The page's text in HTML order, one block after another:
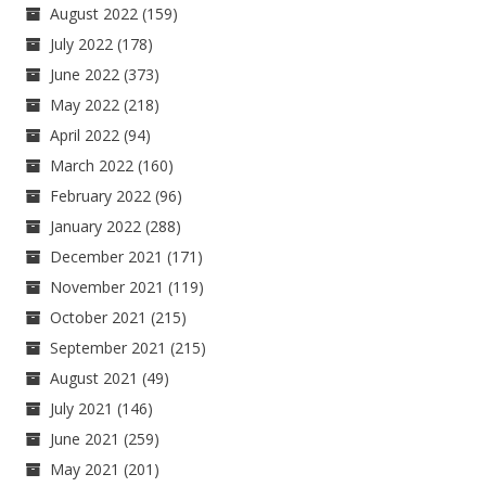
August 2022 (159)
July 2022 (178)
June 2022 (373)
May 2022 (218)
April 2022 (94)
March 2022 (160)
February 2022 (96)
January 2022 (288)
December 2021 (171)
November 2021 (119)
October 2021 (215)
September 2021 (215)
August 2021 (49)
July 2021 (146)
June 2021 (259)
May 2021 (201)